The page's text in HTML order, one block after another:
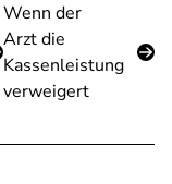
Wenn der
Arzt die
Kassenleistung
verweigert